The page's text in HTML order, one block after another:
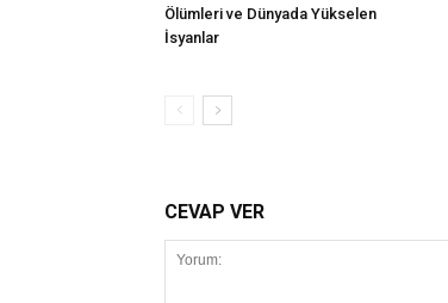
Ölümleri ve Dünyada Yükselen
İsyanlar
CEVAP VER